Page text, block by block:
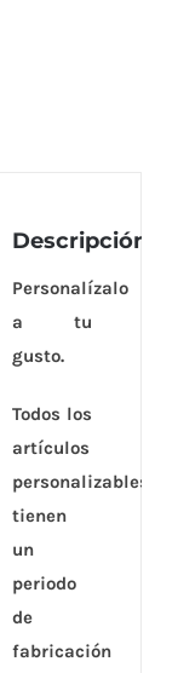
Descripción
Personalízalo
a tu
gusto.
Todos los
artículos
personalizables
tienen
un
periodo
de
fabricación